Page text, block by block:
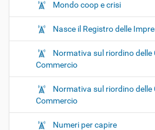
Mondo coop e crisi
Nasce il Registro delle
Normativa sul riordino delle
Commercio
Normativa sul riordino delle
Commercio
Numeri per capire